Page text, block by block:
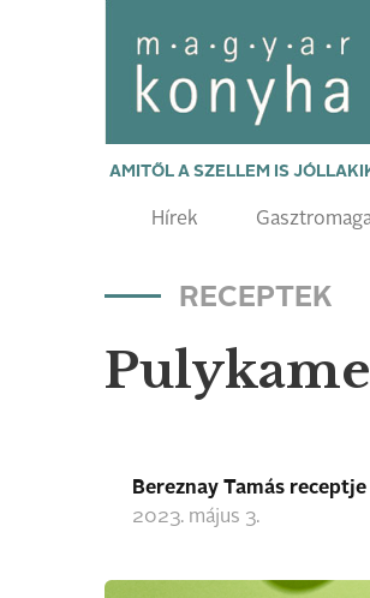
AMITŐL A SZELLEM IS
Hírek
RECEPTEK
Bereznay Tamás receptje
2023. május 3.